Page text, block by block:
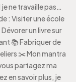
ne travaille pas…
: Visiter une école
un livre sur
📚 Fabriquer de
✂️ Mon mantra
partagez ma
en savoir plus, je